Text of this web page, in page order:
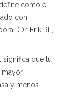
como el
con
(Dr. Erik RL,
significa que tu
y menos